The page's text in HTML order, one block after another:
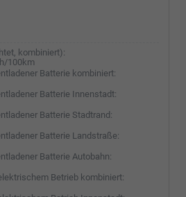
kombiniert):
100km
Batterie kombiniert:
Batterie Innenstadt:
Batterie Stadtrand:
Batterie Landstraße:
Batterie Autobahn:
Betrieb kombiniert: